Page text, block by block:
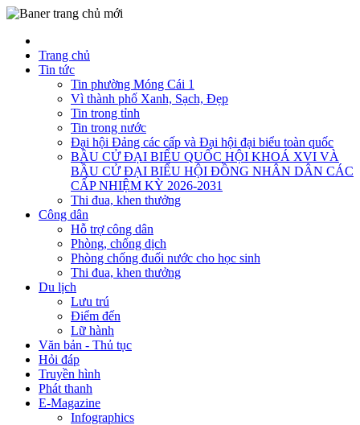
Trang chủ
Tin tức
Tin phường Móng Cái 1
Vì thành phố Xanh, Sạch, Đẹp
Tin trong tỉnh
Tin trong nước
Đại hội Đảng các cấp và Đại hội đại biểu toàn quốc
BẦU CỬ ĐẠI BIỂU QUỐC HỘI KHOÁ XVI VÀ
BẦU CỬ ĐẠI BIỂU HỘI ĐỒNG NHÂN DÂN CÁC
CẤP NHIỆM KỲ 2026-2031
Thi đua, khen thưởng
Công dân
Hỗ trợ công dân
Phòng, chống dịch
Phòng chống đuối nước cho học sinh
Thi đua, khen thưởng
Du lịch
Lưu trú
Điểm đến
Lữ hành
Văn bản - Thủ tục
Hỏi đáp
Truyền hình
Phát thanh
E-Magazine
Infographics